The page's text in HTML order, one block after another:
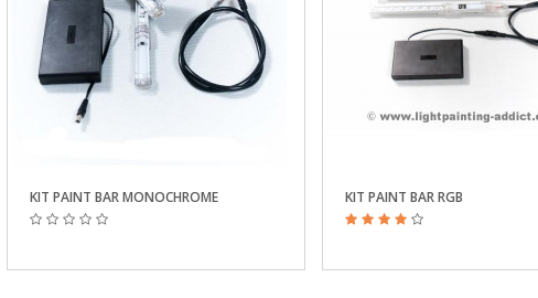
KIT PAINT BAR MONOCHROME KIT PAINT BAR RGB